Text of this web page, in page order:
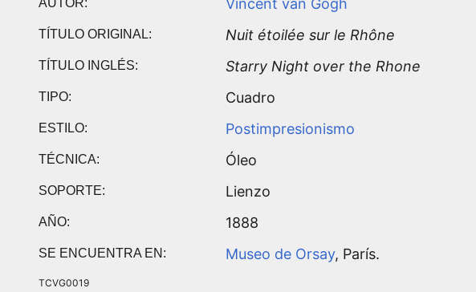
AUTOR: Vincent van Gogh
TÍTULO ORIGINAL: Nuit étoilée sur le Rhône
TÍTULO INGLÉS: Starry Night over the Rhone
TIPO: Cuadro
ESTILO: Postimpresionismo
TÉCNICA: Óleo
SOPORTE: Lienzo
AÑO: 1888
SE ENCUENTRA EN: Museo de Orsay, París.
TCVG0019